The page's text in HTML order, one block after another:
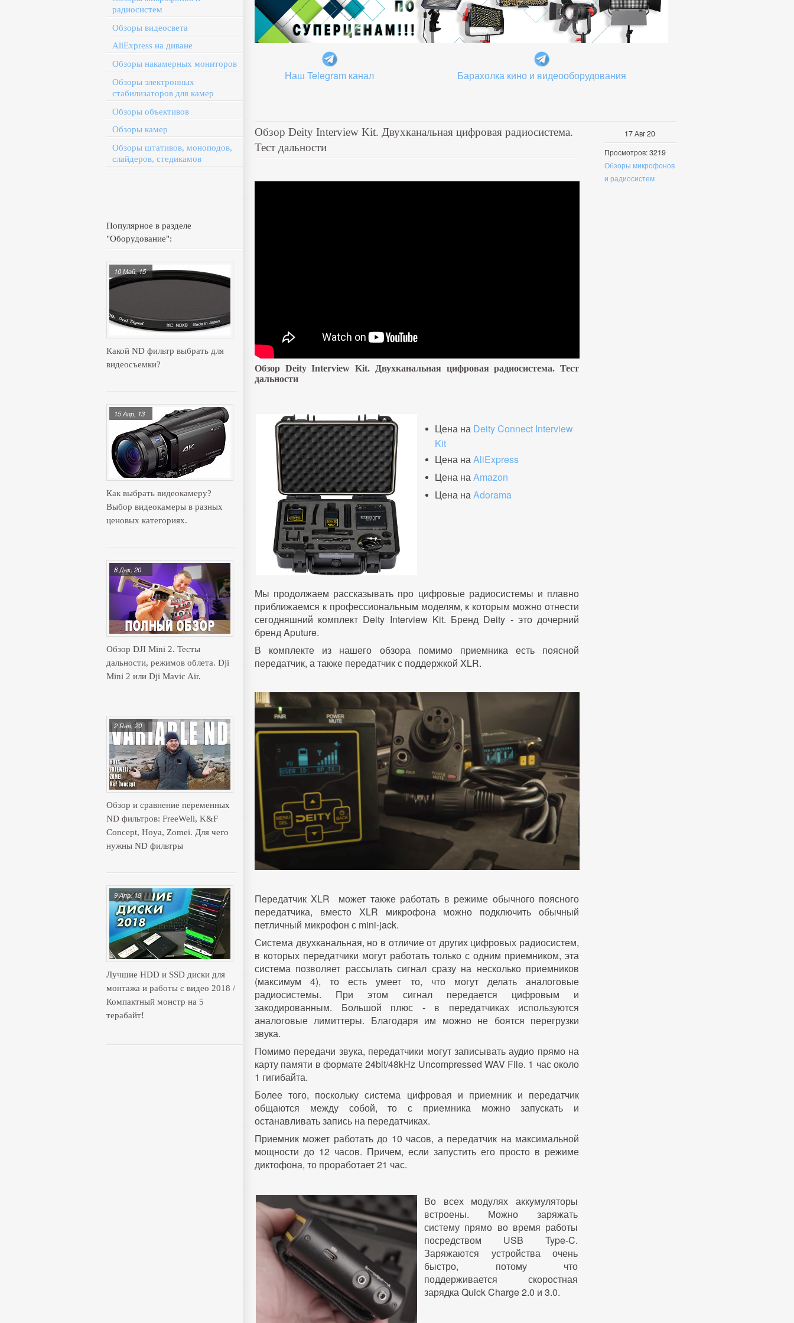
радиосистем
Обзоры видеосвета
AliExpress на диване
Обзоры накамерных мониторов
Обзоры электронных
стабилизаторов для камер
Обзоры объективов
Обзоры камер
Обзоры штативов, моноподов,
слайдеров, стедикамов
Популярное в разделе
"Оборудование":
Какой ND фильтр выбрать для
видеосъемки?
10 Май, 15
Как выбрать видеокамеру?
Выбор видеокамеры в разных
ценовых категориях.
15 Апр, 13
Обзор DJI Mini 2. Тесты
дальности, режимов облета. Dji
Mini 2 или Dji Mavic Air.
8 Дек, 20
Обзор и сравнение переменных
ND фильтров: FreeWell, K&F
Concept, Hoya, Zomei. Для чего
нужны ND фильтры
2 Янв, 20
Лучшие HDD и SSD диски для
монтажа и работы с видео 2018 /
Компактный монстр на 5
терабайт!
9 Апр, 18
Наш Telegram канал Барахолка кино и видеооборудования
17Авг20
Просмотров: 3219
Обзоры микрофонов
и радиосистем
Обзор Deity Interview Kit. Двухканальная цифровая радиосистема.
Тест дальности
Обзор Deity Interview Kit. Двухканальная цифровая радиосистема. Тест
дальности
Цена на Deity Connect Interview
Kit
Цена на AliExpress
Цена на Amazon
Цена на Adorama
Мы продолжаем рассказывать про цифровые радиосистемы и плавно
приближаемся к профессиональным моделям, к которым можно отнести
сегодняшний комплект Deity Interview Kit. Бренд Deity - это дочерний
бренд Aputure.
В комплекте из нашего обзора помимо приемника есть поясной
передатчик, а также передатчик с поддержкой XLR.
Передатчик XLR может также работать в режиме обычного поясного
передатчика, вместо XLR микрофона можно подключить обычный
петличный микрофон с mini-jack.
Система двухканальная, но в отличие от других цифровых радиосистем,
в которых передатчики могут работать только с одним приемником, эта
система позволяет рассылать сигнал сразу на несколько приемников
(максимум 4), то есть умеет то, что могут делать аналоговые
радиосистемы. При этом сигнал передается цифровым и
закодированным. Большой плюс - в передатчиках используются
аналоговые лимиттеры. Благодаря им можно не боятся перегрузки
звука.
Помимо передачи звука, передатчики могут записывать аудио прямо на
карту памяти в формате 24bit/48kHz Uncompressed WAV File. 1 час около
1 гигибайта.
Более того, поскольку система цифровая и приемник и передатчик
общаются между собой, то с приемника можно запускать и
останавливать запись на передатчиках.
Приемник может работать до 10 часов, а передатчик на максимальной
мощности до 12 часов. Причем, если запустить его просто в режиме
диктофона, то проработает 21 час.
Во всех модулях аккумуляторы
встроены. Можно заряжать
систему прямо во время работы
посредством USB Type-C.
Заряжаются устройства очень
быстро, потому что
поддерживается скоростная
зарядка Quick Charge 2.0 и 3.0.